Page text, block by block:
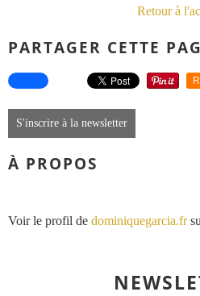
Retour à
PARTAGER CETTE
S'inscrire à la newsletter
À PROPOS
Voir le profil de dominiquegarcia.fr